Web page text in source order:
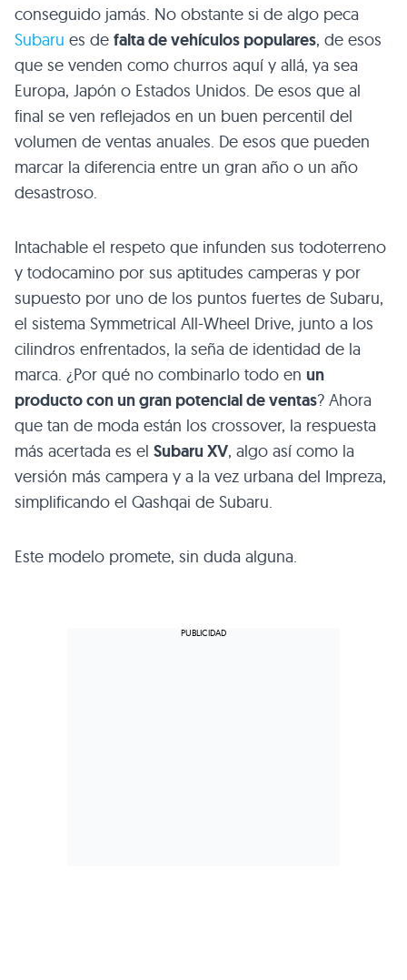
conseguido jamás. No obstante si de algo peca
Subaru es de falta de vehículos populares, de esos
que se venden como churros aquí y allá, ya sea
Europa, Japón o Estados Unidos. De esos que al
final se ven reflejados en un buen percentil del
volumen de ventas anuales. De esos que pueden
marcar la diferencia entre un gran año o un año
desastroso.
Intachable el respeto que infunden sus todoterreno
y todocamino por sus aptitudes camperas y por
supuesto por uno de los puntos fuertes de Subaru,
el sistema Symmetrical All-Wheel Drive, junto a los
cilindros enfrentados, la seña de identidad de la
marca. ¿Por qué no combinarlo todo en un
producto con un gran potencial de ventas? Ahora
que tan de moda están los crossover, la respuesta
más acertada es el Subaru XV, algo así como la
versión más campera y a la vez urbana del Impreza,
simplificando el Qashqai de Subaru.
Este modelo promete, sin duda alguna.